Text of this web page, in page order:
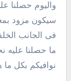
نوافيكم بكل